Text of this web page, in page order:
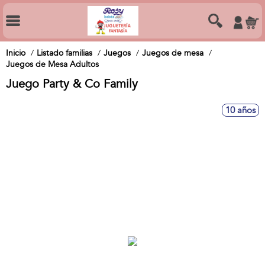
Inicio Listado familias Juegos
Juegos de mesa
Juegos de Mesa Adultos
Juego Party & Co Family
10 años